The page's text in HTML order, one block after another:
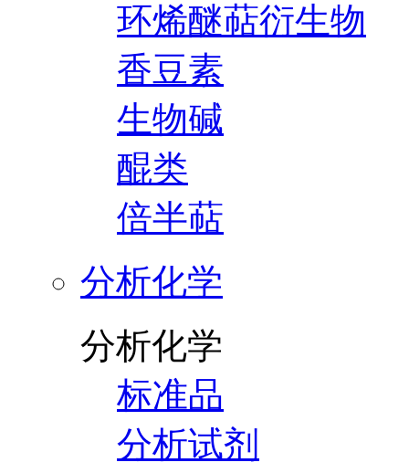
环烯醚萜衍生物
香豆素
生物碱
醌类
倍半萜
分析化学
分析化学
标准品
分析试剂